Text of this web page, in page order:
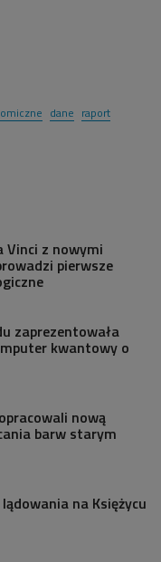
dane raport
Vinci z nowymi
pierwsze
zaprezentowała
kwantowy o
nową
barw starym
na Księżycu